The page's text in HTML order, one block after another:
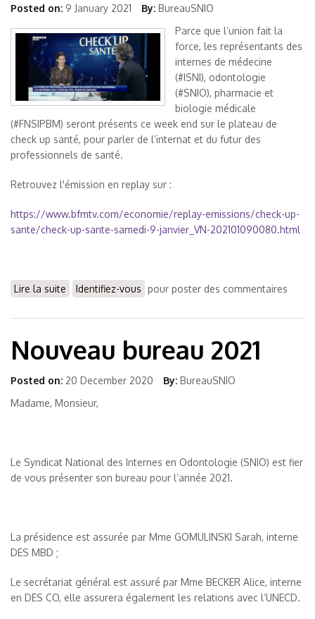
Posted on: 9 January 2021 By: BureauSNIO
Parce que l’union fait la
force, les représentants des
internes de médecine
(#ISNI), odontologie
(#SNIO), pharmacie et
biologie médicale
(#FNSIPBM) seront présents ce week end sur le plateau de
check up santé, pour parler de l’internat et du futur des
professionnels de santé.
Retrouvez l'émission en replay sur :
https://www.bfmtv.com/economie/replay-emissions/check-up-
sante/check-up-sante-samedi-9-janvier_VN-202101090080.html
Lire la suite de Les Syndicats des Internes invités sur le plateau de
Identifiez-vous pour poster des commentaires
Nouveau bureau 2021
Posted on: 20 December 2020 By: BureauSNIO
Madame, Monsieur,
Le Syndicat National des Internes en Odontologie (SNIO) est fier
de vous présenter son bureau pour l’année 2021.
La présidence est assurée par Mme GOMULINSKI Sarah, interne
DES MBD ;
Le secrétariat général est assuré par Mme BECKER Alice, interne
en DES CO, elle assurera également les relations avec l’UNECD.